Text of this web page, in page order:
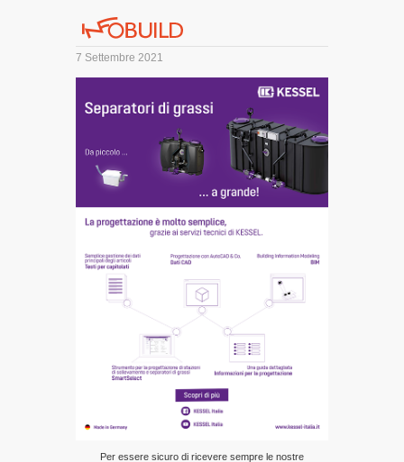
7 Settembre 2021
Per essere sicuro di ricevere sempre le nostre